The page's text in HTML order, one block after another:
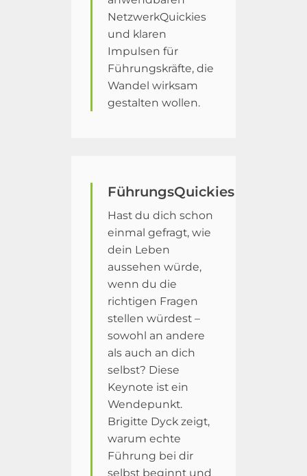
NetzwerkQuickies
und klaren
Impulsen für
Führungskräfte, die
Wandel wirksam
gestalten wollen.
FührungsQuickies
Hast du dich schon
einmal gefragt, wie
dein Leben
aussehen würde,
wenn du die
richtigen Fragen
stellen würdest –
sowohl an andere
als auch an dich
selbst? Diese
Keynote ist ein
Wendepunkt.
Brigitte Dyck zeigt,
warum echte
Führung bei dir
selbst beginnt und